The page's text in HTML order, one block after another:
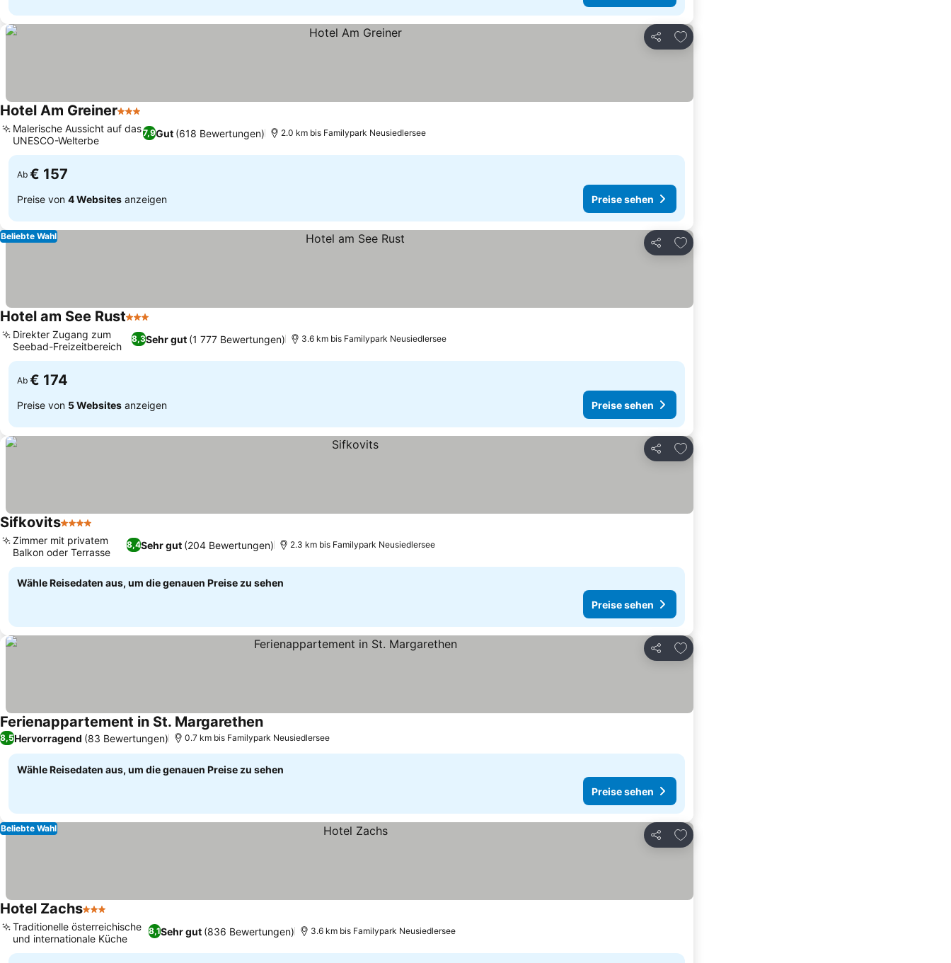
Teilen
Zu Favoriten hinzufügen
Hotel Am Greiner3 Sterne
7,9Gut (618 Bewertungen)
Malerische Aussicht auf das
UNESCO-Welterbe
2.0 km bis Familypark Neusiedlersee
Ab € 157
Preise von 4 Websites anzeigen Preise sehen
Teilen
Zu Favoriten hinzufügen
Beliebte Wahl
Hotel am See Rust3 Sterne
8,3Sehr gut (1 777 Bewertungen)
Direkter Zugang zum
Seebad-Freizeitbereich
3.6 km bis Familypark Neusiedlersee
Ab € 174
Preise von 5 Websites anzeigen Preise sehen
Teilen
Zu Favoriten hinzufügen
Sifkovits4 Sterne
8,4Sehr gut (204 Bewertungen)
Zimmer mit privatem
Balkon oder Terrasse
2.3 km bis Familypark Neusiedlersee
Wähle Reisedaten aus, um die genauen Preise zu sehen
Preise sehen
Teilen
Zu Favoriten hinzufügen
Ferienappartement in St. Margarethen
8,5Hervorragend (83 Bewertungen) 0.7 km bis Familypark Neusiedlersee
Wähle Reisedaten aus, um die genauen Preise zu sehen
Preise sehen
Teilen
Zu Favoriten hinzufügen
Beliebte Wahl
Hotel Zachs3 Sterne
8,1Sehr gut (836 Bewertungen)
Traditionelle österreichische
und internationale Küche
3.6 km bis Familypark Neusiedlersee